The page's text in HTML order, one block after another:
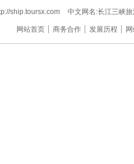
ship.toursx.com 中文网名:长江三峡
网站首页 商务合作 发展历程